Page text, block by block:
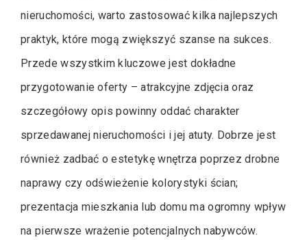
nieruchomości, warto zastosować kilka najlepszych
praktyk, które mogą zwiększyć szanse na sukces.
Przede wszystkim kluczowe jest dokładne
przygotowanie oferty – atrakcyjne zdjęcia oraz
szczegółowy opis powinny oddać charakter
sprzedawanej nieruchomości i jej atuty. Dobrze jest
również zadbać o estetykę wnętrza poprzez drobne
naprawy czy odświeżenie kolorystyki ścian;
prezentacja mieszkania lub domu ma ogromny wpływ
na pierwsze wrażenie potencjalnych nabywców.